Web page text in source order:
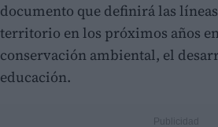
documento que definirá las
territorio en los próximos años
conservación ambiental, el
educación.